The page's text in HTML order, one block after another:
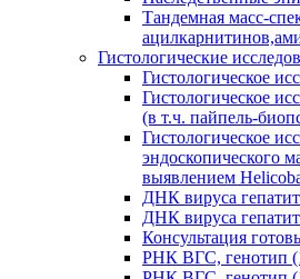
Тандемная масс-
Гистологические
Гистологическое
Гистологическое
(в т.ч. пайпель-
Гистологическое
эндоскопического
выявлением
ДНК вируса
ДНК вируса
Консультация
РНК ВГC, генотип